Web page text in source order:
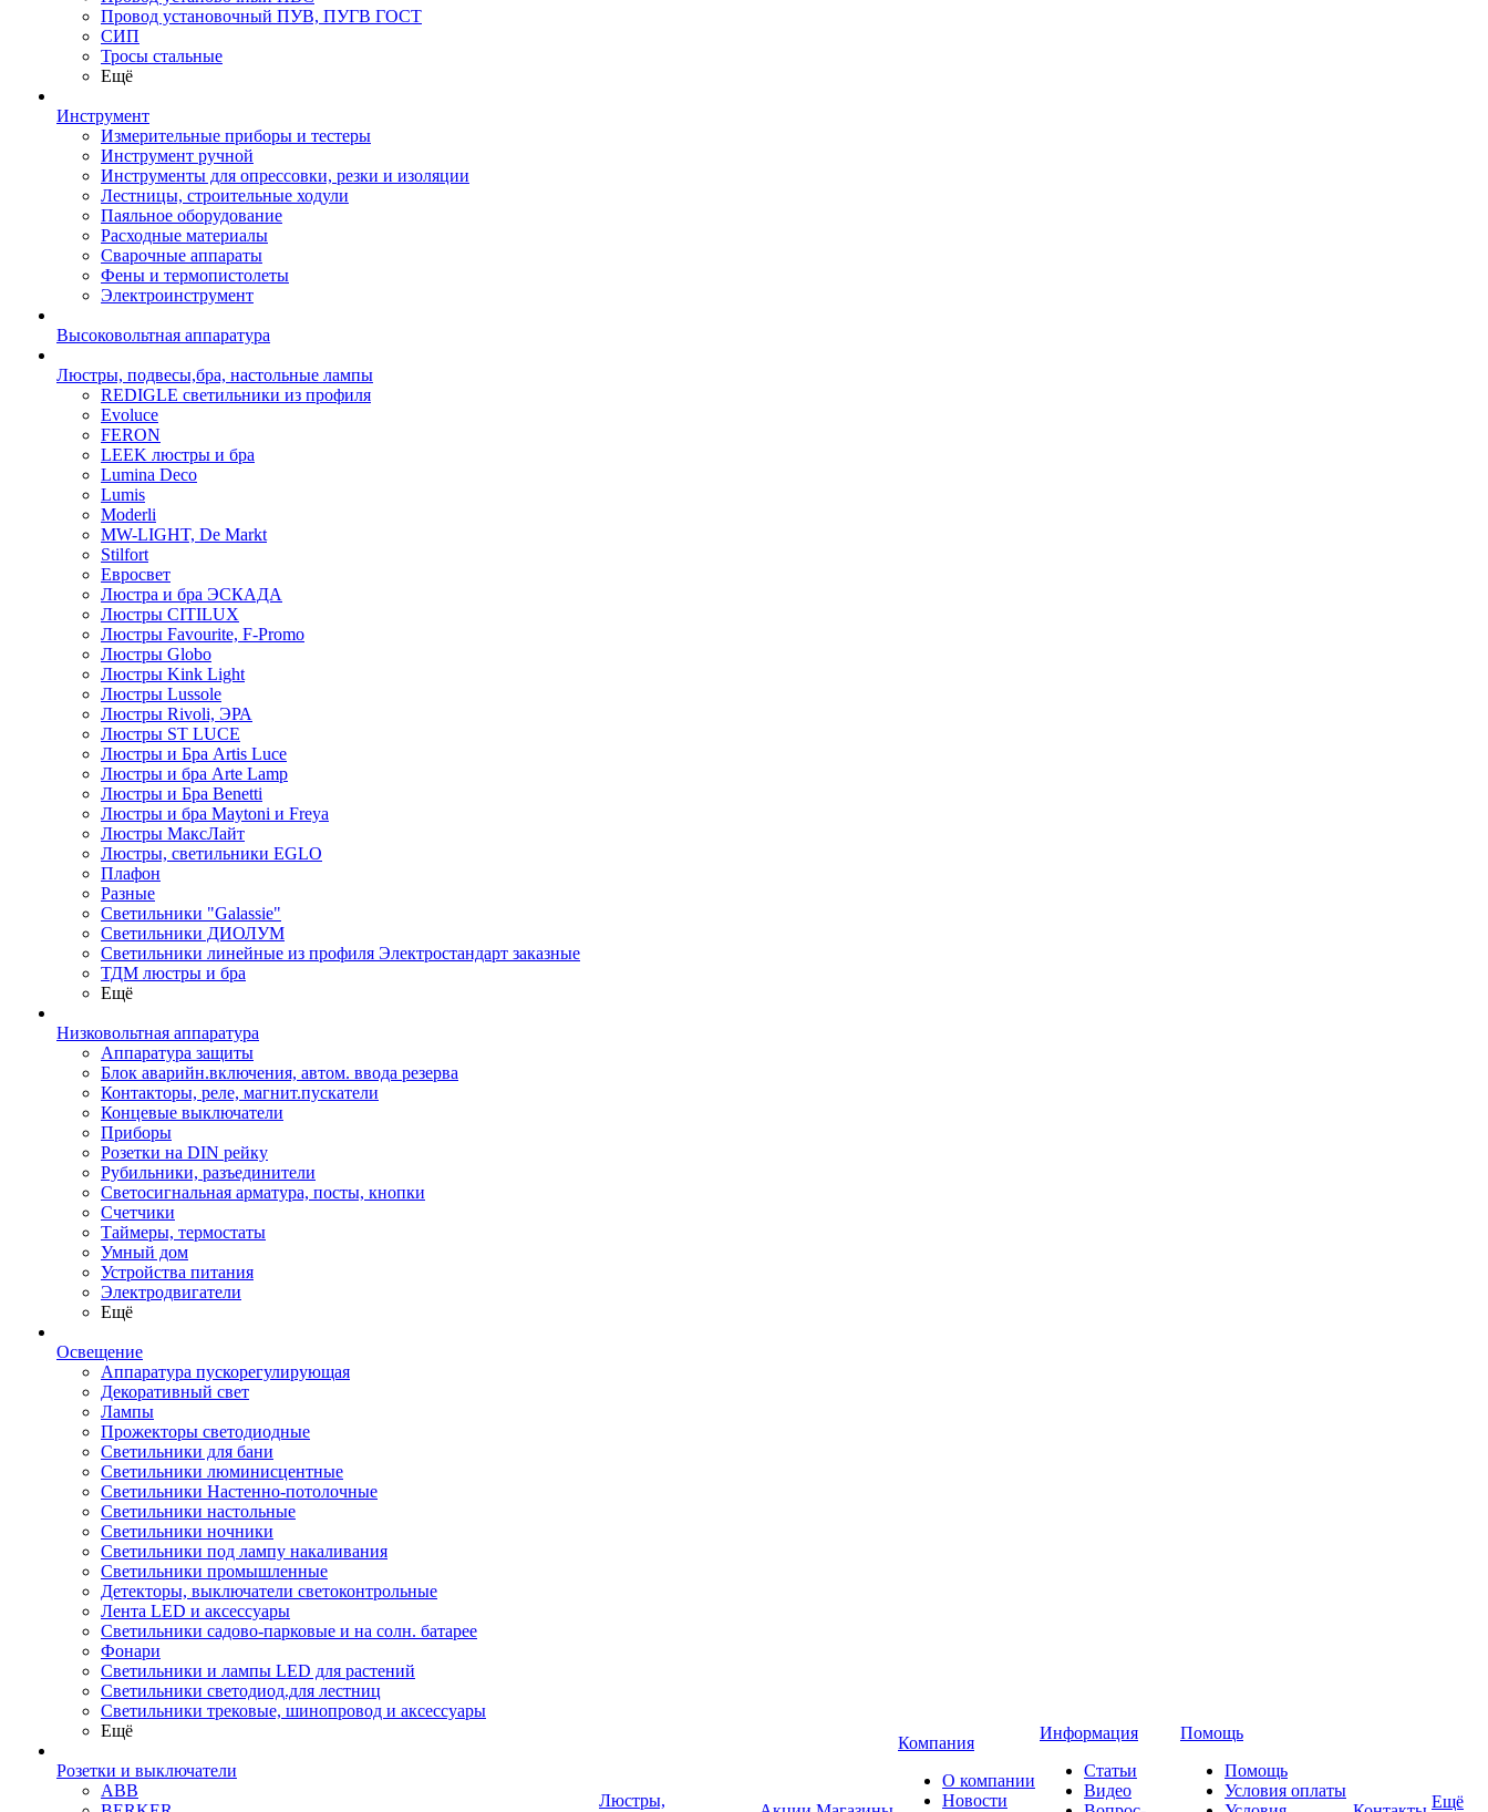
Провод установочный ПУВ, ПУГВ ГОСТ
СИП
Тросы стальные
Ещё
Инструмент
Измерительные приборы и тестеры
Инструмент ручной
Инструменты для опрессовки, резки и изоляции
Лестницы, строительные ходули
Паяльное оборудование
Расходные материалы
Сварочные аппараты
Фены и термопистолеты
Электроинструмент
Высоковольтная аппаратура
Люстры, подвесы,бра, настольные лампы
REDIGLE светильники из профиля
Evoluce
FERON
LEEK люстры и бра
Lumina Deco
Lumis
Moderli
MW-LIGHT, De Markt
Stilfort
Евросвет
Люстра и бра ЭСКАДА
Люстры CITILUX
Люстры Favourite, F-Promo
Люстры Globo
Люстры Kink Light
Люстры Lussole
Люстры Rivoli, ЭРА
Люстры ST LUCE
Люстры и Бра Artis Luce
Люстры и бра Arte Lamp
Люстры и Бра Benetti
Люстры и бра Maytoni и Freya
Люстры МаксЛайт
Люстры, светильники EGLO
Плафон
Разные
Светильники "Galassie"
Светильники ДИОЛУМ
Светильники линейные из профиля Электростандарт заказные
ТДМ люстры и бра
Ещё
Низковольтная аппаратура
Аппаратура защиты
Блок аварийн.включения, автом. ввода резерва
Контакторы, реле, магнит.пускатели
Концевые выключатели
Приборы
Розетки на DIN рейку
Рубильники, разъединители
Светосигнальная арматура, посты, кнопки
Счетчики
Таймеры, термостаты
Умный дом
Устройства питания
Электродвигатели
Ещё
Освещение
Аппаратура пускорегулирующая
Декоративный свет
Лампы
Прожекторы светодиодные
Светильники для бани
Светильники люминисцентные
Светильники Настенно-потолочные
Светильники настольные
Светильники ночники
Светильники под лампу накаливания
Светильники промышленные
Детекторы, выключатели светоконтрольные
Лента LED и аксессуары
Светильники садово-парковые и на солн. батарее
Фонари
Светильники и лампы LED для растений
Светильники светодиод.для лестниц
Светильники трековые, шинопровод и аксессуары
Ещё
Розетки и выключатели
ABB
Люстры,
Компания
О компании
Новости
Информация
Статьи
Видео
Помощь
Помощь
Условия оплаты
Ещё